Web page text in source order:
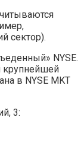
сектор).
NYSE.
крупнейшей
в NYSE MKT
3: